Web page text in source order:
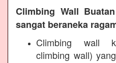
Climbing Wall
sangat beraneka
Climbing wall
climbing wall)